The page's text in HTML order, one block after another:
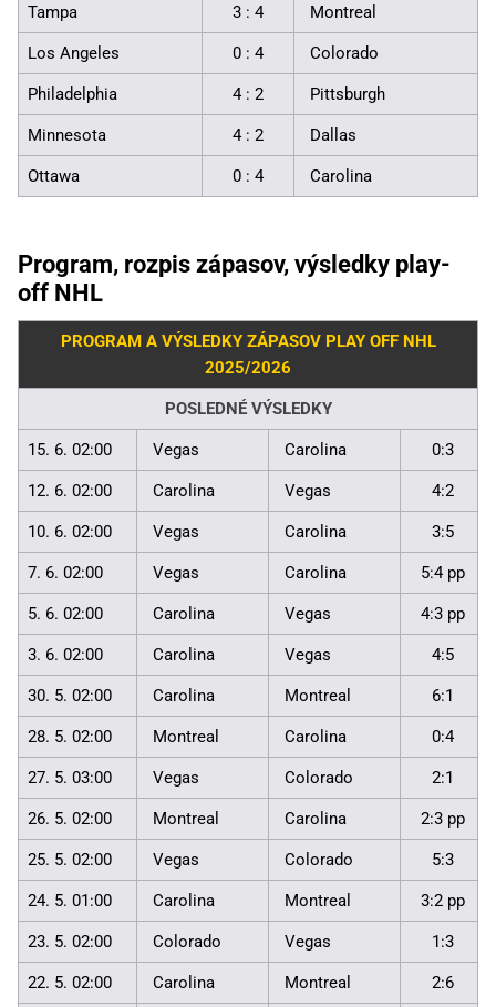
Tampa 3 : 4 Montreal
Los Angeles 0 : 4 Colorado
Philadelphia 4 : 2 Pittsburgh
Minnesota 4 : 2 Dallas
Ottawa 0 : 4 Carolina
Program, rozpis zápasov, výsledky play-
off NHL
PROGRAM A VÝSLEDKY ZÁPASOV PLAY OFF NHL
2025/2026
POSLEDNÉ VÝSLEDKY
15. 6. 02:00 Vegas Carolina 0:3
12. 6. 02:00 Carolina Vegas 4:2
10. 6. 02:00 Vegas Carolina 3:5
7. 6. 02:00 Vegas Carolina 5:4 pp
5. 6. 02:00 Carolina Vegas 4:3 pp
3. 6. 02:00 Carolina Vegas 4:5
30. 5. 02:00 Carolina Montreal 6:1
28. 5. 02:00 Montreal Carolina 0:4
27. 5. 03:00 Vegas Colorado 2:1
26. 5. 02:00 Montreal Carolina 2:3 pp
25. 5. 02:00 Vegas Colorado 5:3
24. 5. 01:00 Carolina Montreal 3:2 pp
23. 5. 02:00 Colorado Vegas 1:3
22. 5. 02:00 Carolina Montreal 2:6